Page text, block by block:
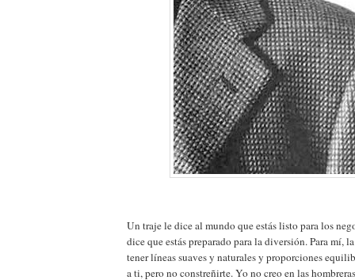
Un traje le dice al mundo que estás listo para los
dice que estás preparado para la diversión. Para mí,
tener líneas suaves y naturales y proporciones
a ti, pero no constreñirte. Yo no creo en las